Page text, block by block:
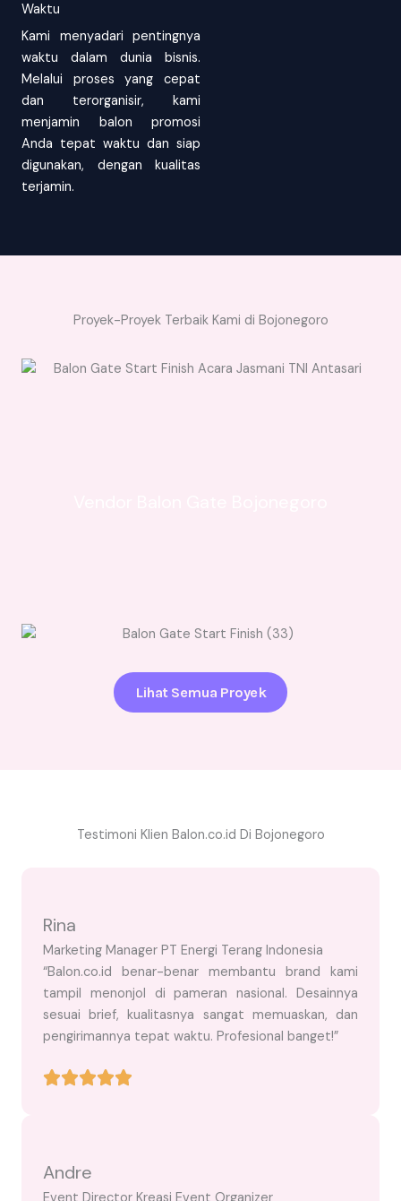
Waktu
Kami menyadari pentingnya
waktu dalam dunia bisnis.
Melalui proses yang cepat
dan terorganisir, kami
menjamin balon promosi
Anda tepat waktu dan siap
digunakan, dengan kualitas
terjamin.
Proyek-Proyek Terbaik Kami di Bojonegoro
Lihat Semua Proyek
Testimoni Klien Balon.co.id Di Bojonegoro
Rina
Marketing Manager PT Energi Terang Indonesia
“Balon.co.id benar-benar membantu brand kami
tampil menonjol di pameran nasional. Desainnya
sesuai brief, kualitasnya sangat memuaskan, dan
pengirimannya tepat waktu. Profesional banget!”
Andre